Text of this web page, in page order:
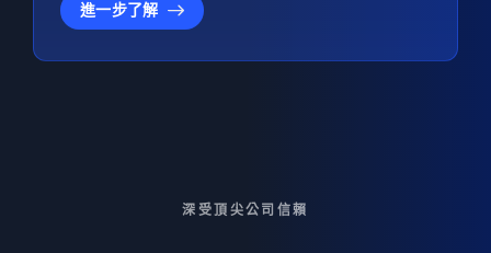
進一步了解
深受頂尖公司信賴